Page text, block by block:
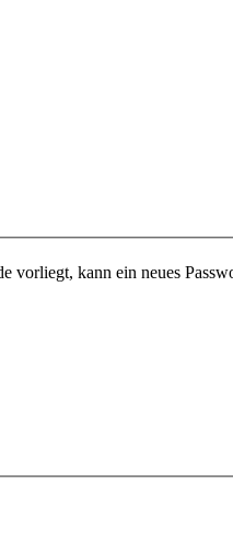
kann ein neues